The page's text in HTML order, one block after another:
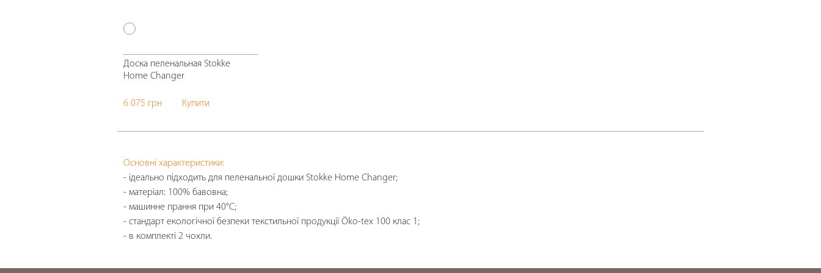
Доска пеленальная Stokke
Home Changer
6 075 грн Купити
Основні характеристики:
- ідеально підходить для пеленальної дошки Stokke Home Changer;
- матеріал: 100% бавовна;
- машинне прання при 40°С;
- стандарт екологічної безпеки текстильної продукції Öko-tex 100 клас 1;
- в комплекті 2 чохли.